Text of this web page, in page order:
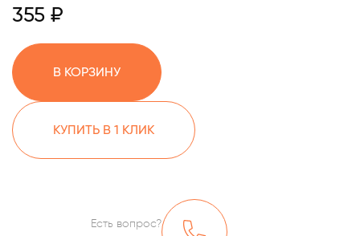
355 ₽
В КОРЗИНУ
КУПИТЬ В 1 КЛИК
Есть вопрос?